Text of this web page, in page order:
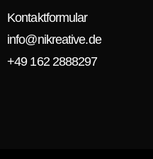
Kontaktformular
info@nikreative.de
+49 162 2888297